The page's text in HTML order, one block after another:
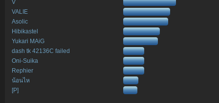
V
VALIE
Asolic
Hibikastel
Yukari MAiG
dash tk 42136C failed
Oni-Suika
Rephier
น้อนไห
[P]